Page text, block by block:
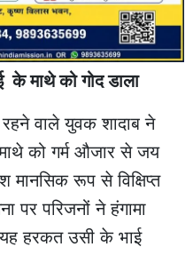
के माथे को गोद डाला
वाले युवक शादाब ने
को गर्म औजार से जय
मानसिक रूप से विक्षिप्त
पर परिजनों ने हंगामा
हरकत उसी के भाई